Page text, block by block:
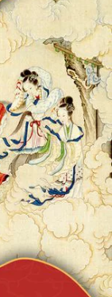
親子玩具
情趣用品